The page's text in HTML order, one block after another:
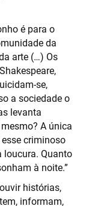
é para o
da
arte (…) Os
se,
a sociedade o
levanta
A única
criminoso
loucura. Quanto
à noite.”
histórias,
informam,